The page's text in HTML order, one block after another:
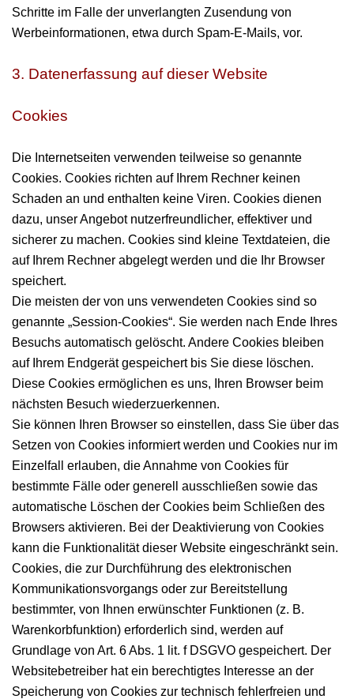
Schritte im Falle der unverlangten Zusendung von
Werbeinformationen, etwa durch Spam-E-Mails, vor.
3. Datenerfassung auf dieser Website
Cookies
Die Internetseiten verwenden teilweise so genannte
Cookies. Cookies richten auf Ihrem Rechner keinen
Schaden an und enthalten keine Viren. Cookies dienen
dazu, unser Angebot nutzerfreundlicher, effektiver und
sicherer zu machen. Cookies sind kleine Textdateien, die
auf Ihrem Rechner abgelegt werden und die Ihr Browser
speichert.
Die meisten der von uns verwendeten Cookies sind so
genannte „Session-Cookies“. Sie werden nach Ende Ihres
Besuchs automatisch gelöscht. Andere Cookies bleiben
auf Ihrem Endgerät gespeichert bis Sie diese löschen.
Diese Cookies ermöglichen es uns, Ihren Browser beim
nächsten Besuch wiederzuerkennen.
Sie können Ihren Browser so einstellen, dass Sie über das
Setzen von Cookies informiert werden und Cookies nur im
Einzelfall erlauben, die Annahme von Cookies für
bestimmte Fälle oder generell ausschließen sowie das
automatische Löschen der Cookies beim Schließen des
Browsers aktivieren. Bei der Deaktivierung von Cookies
kann die Funktionalität dieser Website eingeschränkt sein.
Cookies, die zur Durchführung des elektronischen
Kommunikationsvorgangs oder zur Bereitstellung
bestimmter, von Ihnen erwünschter Funktionen (z. B.
Warenkorbfunktion) erforderlich sind, werden auf
Grundlage von Art. 6 Abs. 1 lit. f DSGVO gespeichert. Der
Websitebetreiber hat ein berechtigtes Interesse an der
Speicherung von Cookies zur technisch fehlerfreien und